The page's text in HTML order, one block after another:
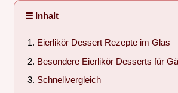
☰ Inhalt
Eierlikör Dessert Rezepte im Glas
Besondere Eierlikör Desserts für
Schnellvergleich